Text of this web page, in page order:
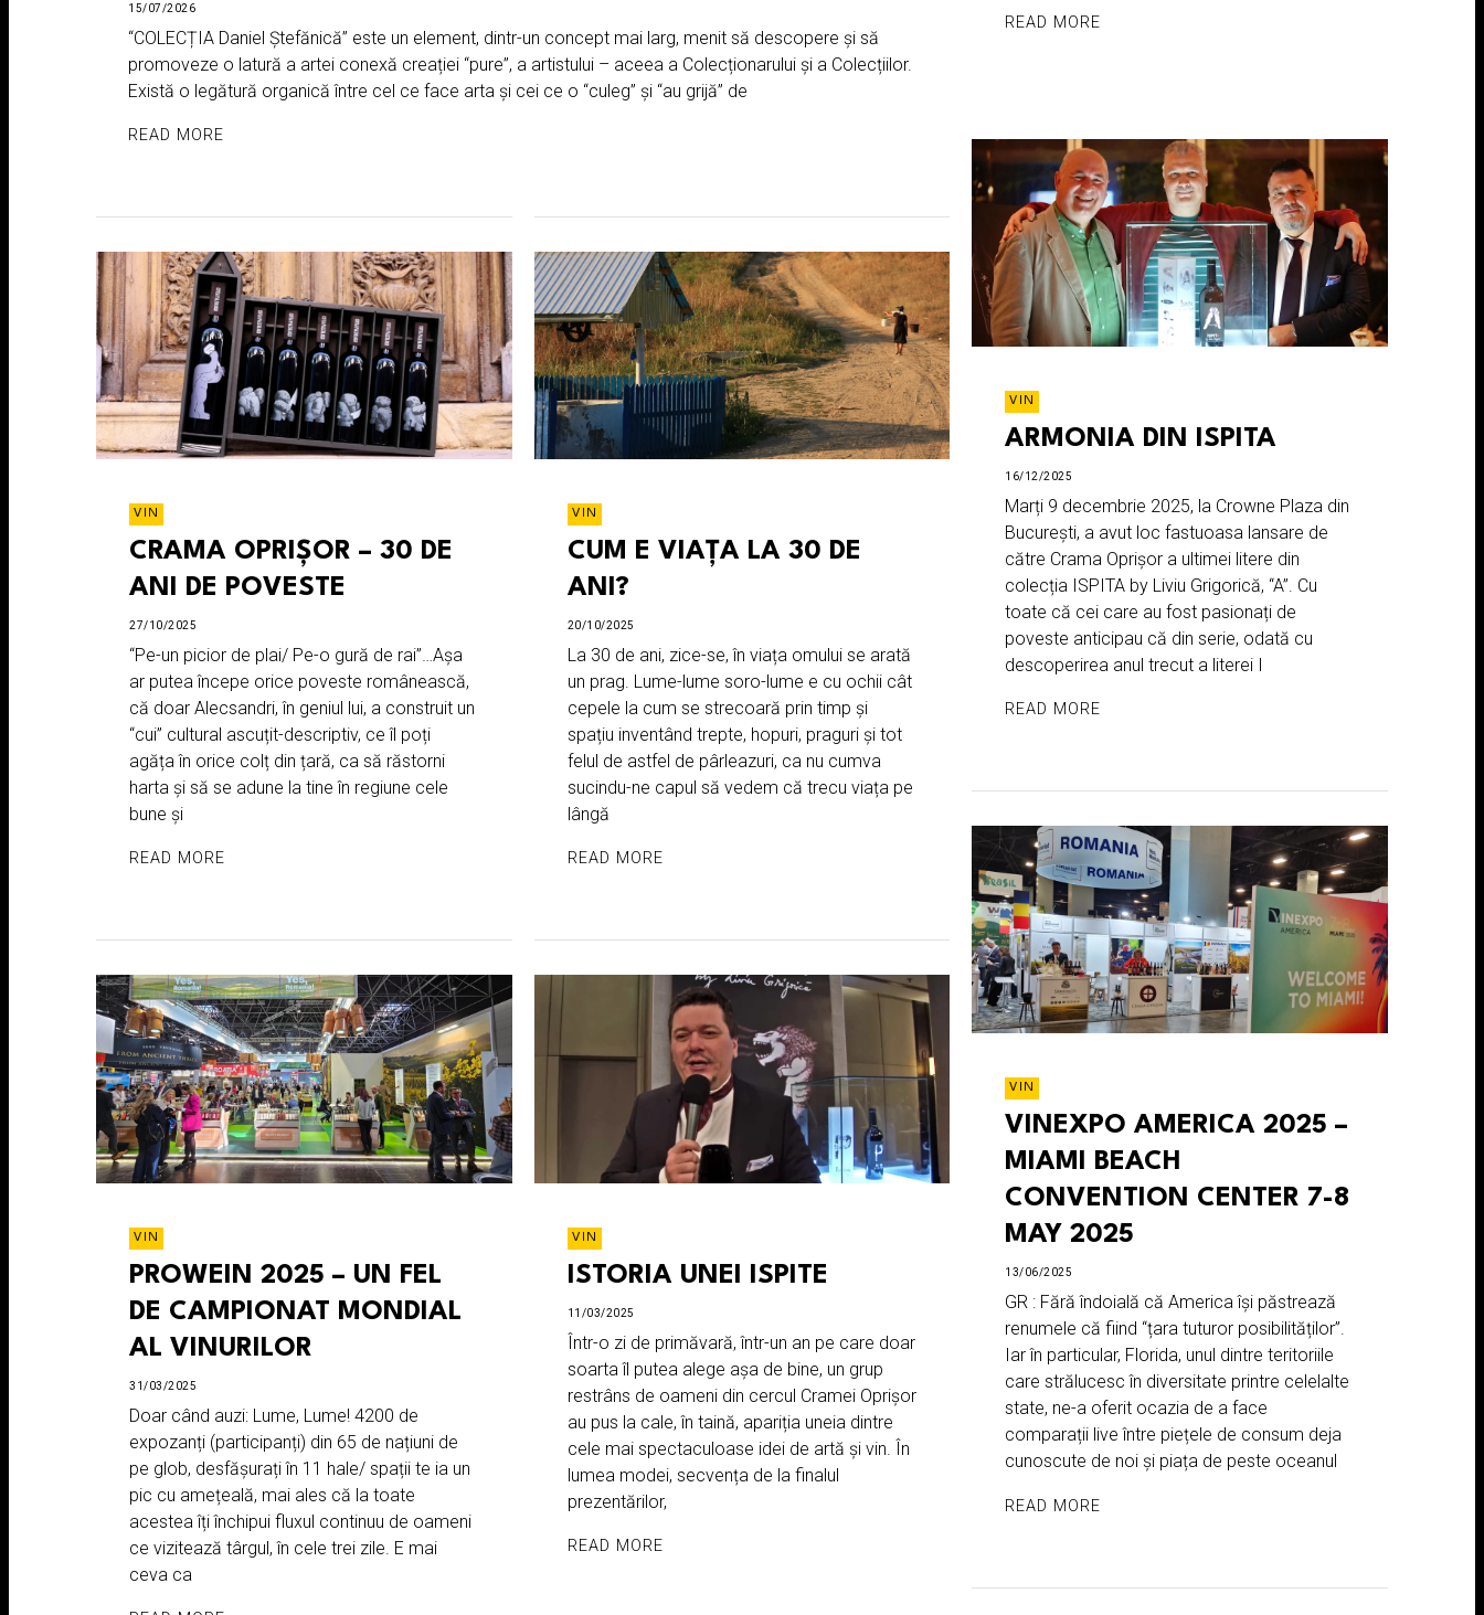
15/07/2026
“COLECȚIA Daniel Ștefănică” este un element, dintr-un concept mai larg, menit să descopere și să
promoveze o latură a artei conexă creației “pure”, a artistului – aceea a Colecționarului și a Colecțiilor.
Există o legătură organică între cel ce face arta și cei ce o “culeg” și “au grijă” de
READ MORE
READ MORE
VIN
ARMONIA DIN ISPITA
16/12/2025
Marți 9 decembrie 2025, la Crowne Plaza din
București, a avut loc fastuoasa lansare de
către Crama Oprișor a ultimei litere din
colecția ISPITA by Liviu Grigorică, “A”. Cu
toate că cei care au fost pasionați de
poveste anticipau că din serie, odată cu
descoperirea anul trecut a literei I
READ MORE
VIN
CRAMA OPRIȘOR – 30 DE
ANI DE POVESTE
27/10/2025
“Pe-un picior de plai/ Pe-o gură de rai”…Așa
ar putea începe orice poveste românească,
că doar Alecsandri, în geniul lui, a construit un
“cui” cultural ascuțit-descriptiv, ce îl poți
agăța în orice colț din țară, ca să răstorni
harta și să se adune la tine în regiune cele
bune și
READ MORE
VIN
CUM E VIAȚA LA 30 DE
ANI?
20/10/2025
La 30 de ani, zice-se, în viața omului se arată
un prag. Lume-lume soro-lume e cu ochii cât
cepele la cum se strecoară prin timp și
spațiu inventând trepte, hopuri, praguri și tot
felul de astfel de pârleazuri, ca nu cumva
sucindu-ne capul să vedem că trecu viața pe
lângă
READ MORE
VIN
VINEXPO AMERICA 2025 –
MIAMI BEACH
CONVENTION CENTER 7-8
MAY 2025
13/06/2025
GR : Fără îndoială că America își păstrează
renumele că fiind “țara tuturor posibilităților”.
Iar în particular, Florida, unul dintre teritoriile
care strălucesc în diversitate printre celelalte
state, ne-a oferit ocazia de a face
comparații live între piețele de consum deja
cunoscute de noi și piața de peste oceanul
READ MORE
VIN
PROWEIN 2025 – UN FEL
DE CAMPIONAT MONDIAL
AL VINURILOR
31/03/2025
Doar când auzi: Lume, Lume! 4200 de
expozanți (participanți) din 65 de națiuni de
pe glob, desfășurați în 11 hale/ spații te ia un
pic cu amețeală, mai ales că la toate
acestea îți închipui fluxul continuu de oameni
ce vizitează târgul, în cele trei zile. E mai
ceva ca
VIN
ISTORIA UNEI ISPITE
11/03/2025
Într-o zi de primăvară, într-un an pe care doar
soarta îl putea alege așa de bine, un grup
restrâns de oameni din cercul Cramei Oprișor
au pus la cale, în taină, apariția uneia dintre
cele mai spectaculoase idei de artă și vin. În
lumea modei, secvența de la finalul
prezentărilor,
READ MORE